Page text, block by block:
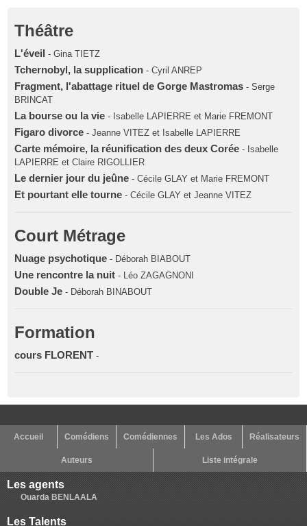
Théâtre
L'éveil - Gina TIETZ
Tchernobyl, la supplication - Cyril ANREP
Fragment, l'abattage rituel de Gorge Mastromas - Serge
BRINCAT
La bourse ou la vie - Isabelle LAPIERRE et Marie FREMONT
Figaro divorce - Jeanne VITEZ et Isabelle LAPIERRE
Carte mémoire, la réunification des deux Corée - Isabelle
LAPIERRE et Claire RIGOLLIER
Le dernier jour du jeûne - Cécile GLAY et Marie FREMONT
Et pourtant elle tourne - Cécile GLAY et Jeanne VITEZ
Court Métrage
Nuage psychotique - Déborah BIABOUT
Une rencontre la nuit - Léo ZAGAGNONI
Double Je - Déborah BINABOUT
Formation
cours FLORENT -
Accueil Comédiens Comédiennes Les Ados Réalisateurs
Auteurs Liste intégrale
Les agents
Ouarda BENLAALA
Les Talents